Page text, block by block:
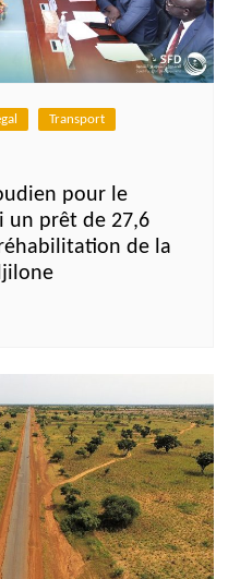
Transport
pour le
un prêt de 27,6
de la